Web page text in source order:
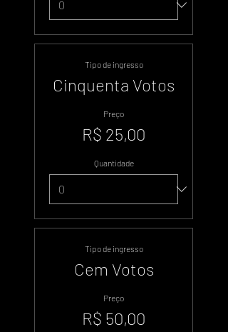
Tipo de ingresso
Cinquenta Votos
Preço
R$ 25,00
Quantidade
Tipo de ingresso
Cem Votos
Preço
R$ 50,00